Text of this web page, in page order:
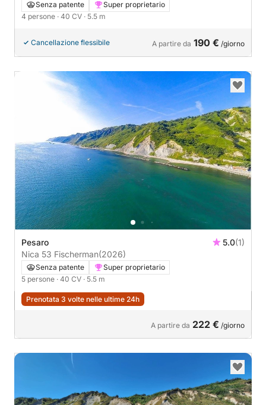
Senza patente
Super proprietario
4 persone · 40 CV · 5.5 m
Cancellazione flessibile A partire da 190 € /giorno
Pesaro 5.0(1)
Nica 53 Fischerman(2026)
Senza patente
Super proprietario
5 persone · 40 CV · 5.5 m
Prenotata 3 volte nelle ultime 24h
A partire da 222 € /giorno